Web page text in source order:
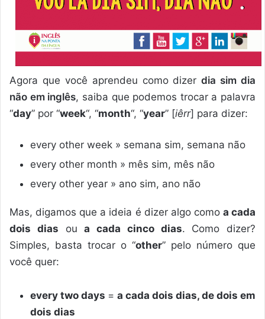
Agora que você aprendeu como dizerdia sim dia
não em inglês, saiba que podemos trocar a palavra
“day” por “week“, “month“, “year” [iêrr] para dizer:
every other week » semana sim, semana não
every other month » mês sim, mês não
every other year » ano sim, ano não
Mas, digamos que a ideia é dizer algo como a cada
dois dias oua cada cinco dias. Como dizer?
Simples, basta trocar o “other” pelo número que
você quer:
every two days = a cada dois dias, de dois em
dois dias